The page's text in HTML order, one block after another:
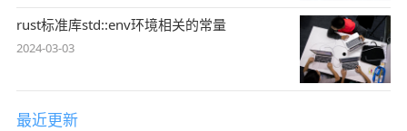
rust标准库std::env环境相关的常量
2024-03-03
最近更新